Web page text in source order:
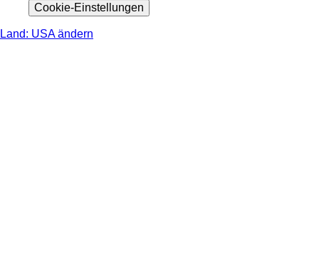
Cookie-Einstellungen
Land: USA ändern